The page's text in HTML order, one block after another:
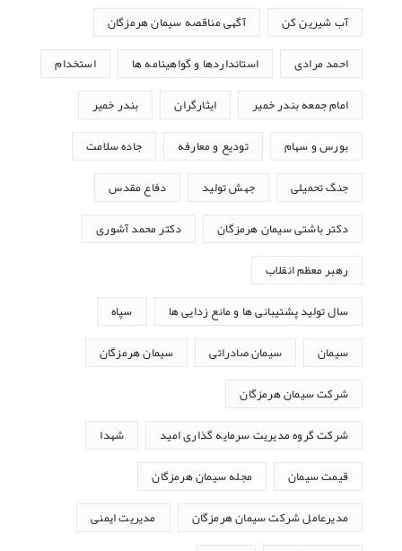
آب شیرین کن آگهی مناقصه سیمان هرمزگان
احمد مرادی استانداردها و گواهینامه ها استخدام
امام جمعه بندر خمیر ایثارگران بندر خمیر
بورس و سهام تودیع و معارفه جاده سلامت
جنگ تحمیلی جهش تولید دفاع مقدس
دکتر باشتی سیمان هرمزگان دکتر محمد آشوری
رهبر معظم انقلاب
سال تولید پشتیبانی ها و مانع زدایی ها سپاه
سیمان سیمان صادراتی سیمان هرمزگان
شرکت سیمان هرمزگان
شرکت گروه مدیریت سرمایه گذاری امید شهدا
قیمت سیمان مجله سیمان هرمزگان
مدیرعامل شرکت سیمان هرمزگان مدیریت ایمنی